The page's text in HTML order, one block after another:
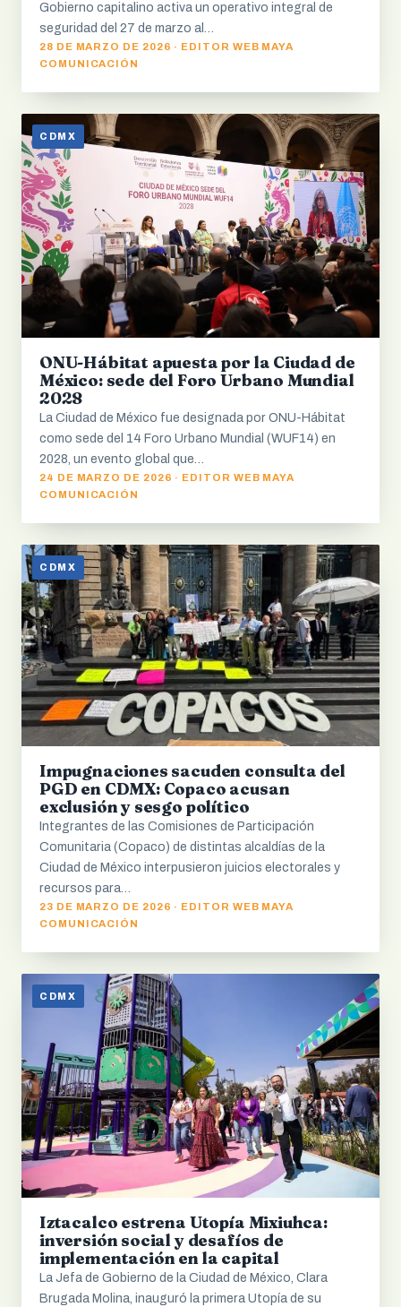
Gobierno capitalino activa un operativo integral de
seguridad del 27 de marzo al…
28 DE MARZO DE 2026 · EDITOR WEB MAYA
COMUNICACIÓN
CDMX
ONU-Hábitat apuesta por la Ciudad de
México: sede del Foro Urbano Mundial
2028
La Ciudad de México fue designada por ONU-Hábitat
como sede del 14 Foro Urbano Mundial (WUF14) en
2028, un evento global que…
24 DE MARZO DE 2026 · EDITOR WEB MAYA
COMUNICACIÓN
CDMX
Impugnaciones sacuden consulta del
PGD en CDMX: Copaco acusan
exclusión y sesgo político
Integrantes de las Comisiones de Participación
Comunitaria (Copaco) de distintas alcaldías de la
Ciudad de México interpusieron juicios electorales y
recursos para…
23 DE MARZO DE 2026 · EDITOR WEB MAYA
COMUNICACIÓN
CDMX
Iztacalco estrena Utopía Mixiuhca:
inversión social y desafíos de
implementación en la capital
La Jefa de Gobierno de la Ciudad de México, Clara
Brugada Molina, inauguró la primera Utopía de su